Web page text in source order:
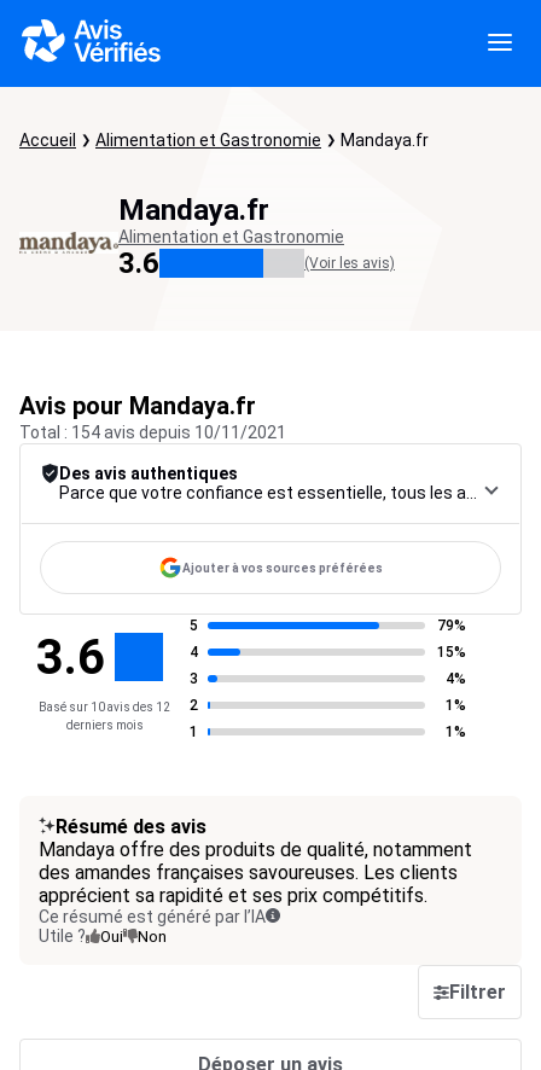
Accueil Alimentation et Gastronomie Mandaya.fr
Mandaya.fr
Alimentation et Gastronomie
3.6 (Voir les avis)
Avis pour Mandaya.fr
Total : 154 avis depuis 10/11/2021
Des avis authentiques
Ajouter à vos sources préférées
3.6
Basé sur 10 avis des 12
derniers mois
5
79%
4
15%
3
4%
2
1%
1
1%
Résumé des avis
Mandaya offre des produits de qualité, notamment
des amandes françaises savoureuses. Les clients
apprécient sa rapidité et ses prix compétitifs.
Ce résumé est généré par l’IA
Utile ?
Oui Non
Filtrer
Déposer un avis